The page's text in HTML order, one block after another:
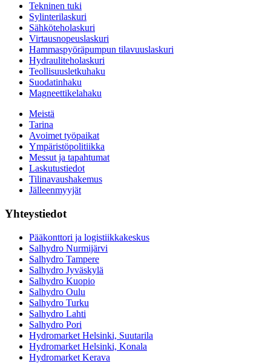
Tekninen tuki
Sylinterilaskuri
Sähköteholaskuri
Virtausnopeuslaskuri
Hammaspyöräpumpun tilavuuslaskuri
Hydrauliteholaskuri
Teollisuusletkuhaku
Suodatinhaku
Magneettikelahaku
Meistä
Tarina
Avoimet työpaikat
Ympäristöpolitiikka
Messut ja tapahtumat
Laskutustiedot
Tilinavaushakemus
Jälleenmyyjät
Yhteystiedot
Pääkonttori ja logistiikkakeskus
Salhydro Nurmijärvi
Salhydro Tampere
Salhydro Jyväskylä
Salhydro Kuopio
Salhydro Oulu
Salhydro Turku
Salhydro Lahti
Salhydro Pori
Hydromarket Helsinki, Suutarila
Hydromarket Helsinki, Konala
Hydromarket Kerava